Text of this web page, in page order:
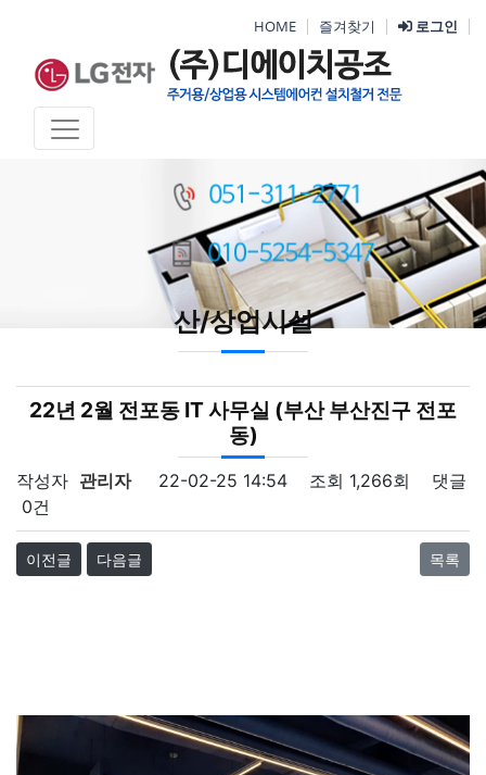
HOME 즐겨찾기 로그인
산/상업시설
22년 2월 전포동 IT 사무실 (부산 부산진구 전포
동)
작성자 관리자 22-02-25 14:54 조회 1,266회
댓글
0건
이전글 다음글 목록